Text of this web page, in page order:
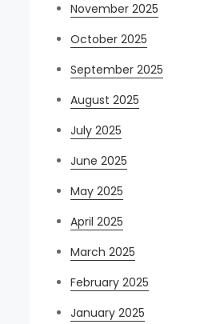
November 2025
October 2025
September 2025
August 2025
July 2025
June 2025
May 2025
April 2025
March 2025
February 2025
January 2025